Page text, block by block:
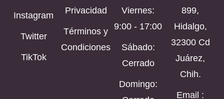
Instagram
Twitter
TikTok
Privacidad
Términos y
Condiciones
Viernes:
9:00 - 17:00
Sábado:
Cerrado
Domingo:
899,
Hidalgo,
32300 Cd
Juárez,
Chih.
Email :